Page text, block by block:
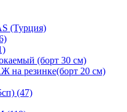
(Турция)
(борт 30 см)
резинке(борт 20 см)
(47)